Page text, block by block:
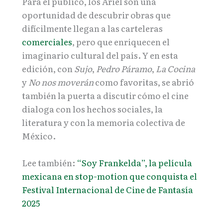
oportunidad de descubrir obras que
difícilmente llegan a las carteleras
comerciales, pero que enriquecen el
imaginario cultural del país. Y en esta
edición, conSujo, Pedro Páramo, La Cocina
yNo nos moveráncomo favoritas, se abrió
también la puerta a discutir cómo el cine
dialoga con los hechos sociales, la
literatura y con la memoria colectiva de
México.
Lee también: “Soy Frankelda”, la película
mexicana en stop-motion que conquista el
Festival Internacional de Cine de Fantasía
2025